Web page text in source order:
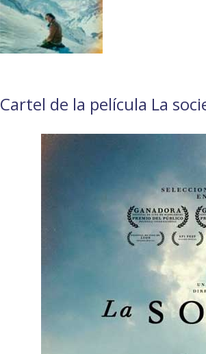
Cartel de la película La